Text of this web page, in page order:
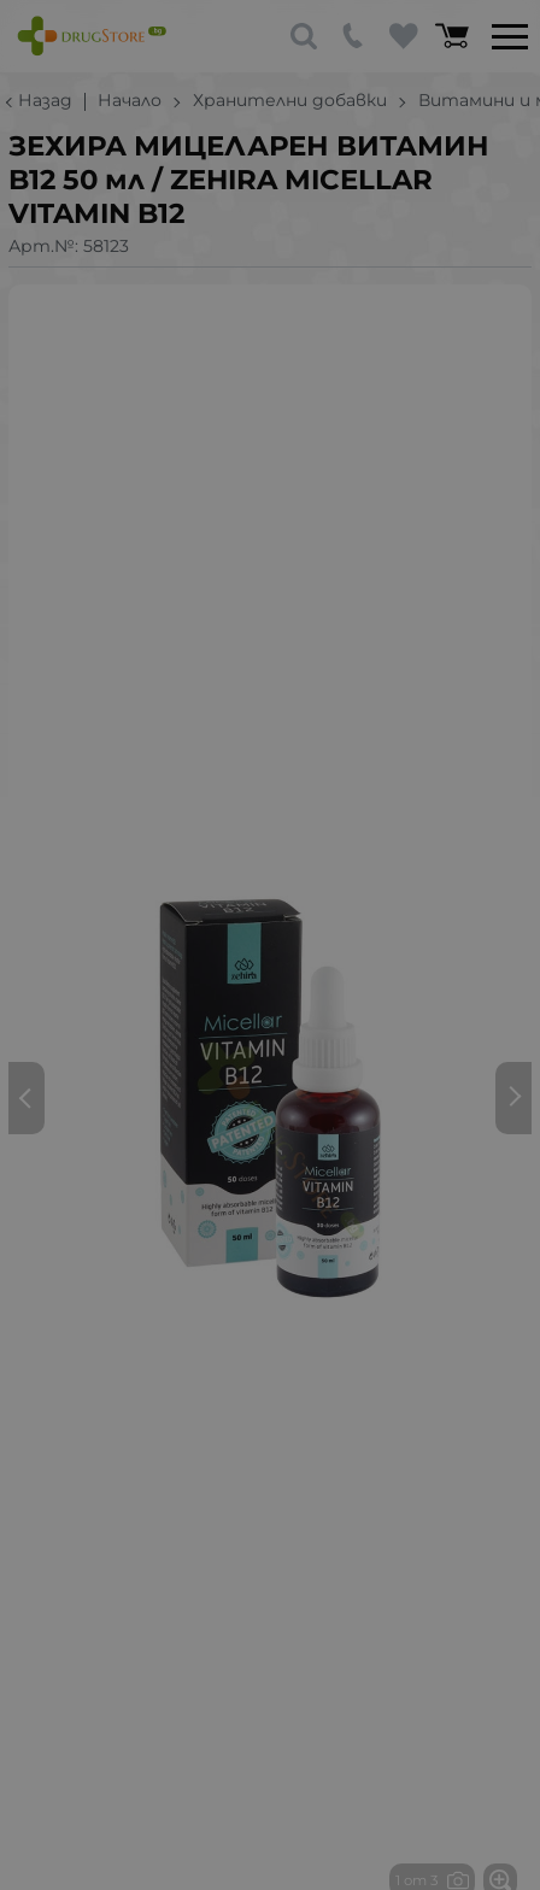
Назад Начало Хранителни добавки Витамини и
ЗЕХИРА МИЦЕЛАРЕН ВИТАМИН
B12 50 мл / ZEHIRA MICELLAR
VITAMIN B12
Арт.№: 58123
1 от 3